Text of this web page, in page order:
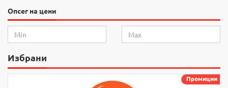
Опсег на цени
Избрани
Промиции